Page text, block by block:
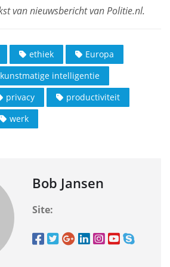
ethiek
Europa
kunstmatige intelligentie
privacy
productiviteit
werk
Bob Jansen
Site: